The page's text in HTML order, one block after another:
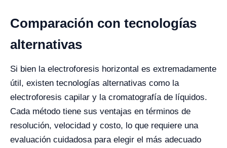
Comparación con tecnologías
alternativas
Si bien la electroforesis horizontal es extremadamente
útil, existen tecnologías alternativas como la
electroforesis capilar y la cromatografía de líquidos.
Cada método tiene sus ventajas en términos de
resolución, velocidad y costo, lo que requiere una
evaluación cuidadosa para elegir el más adecuado